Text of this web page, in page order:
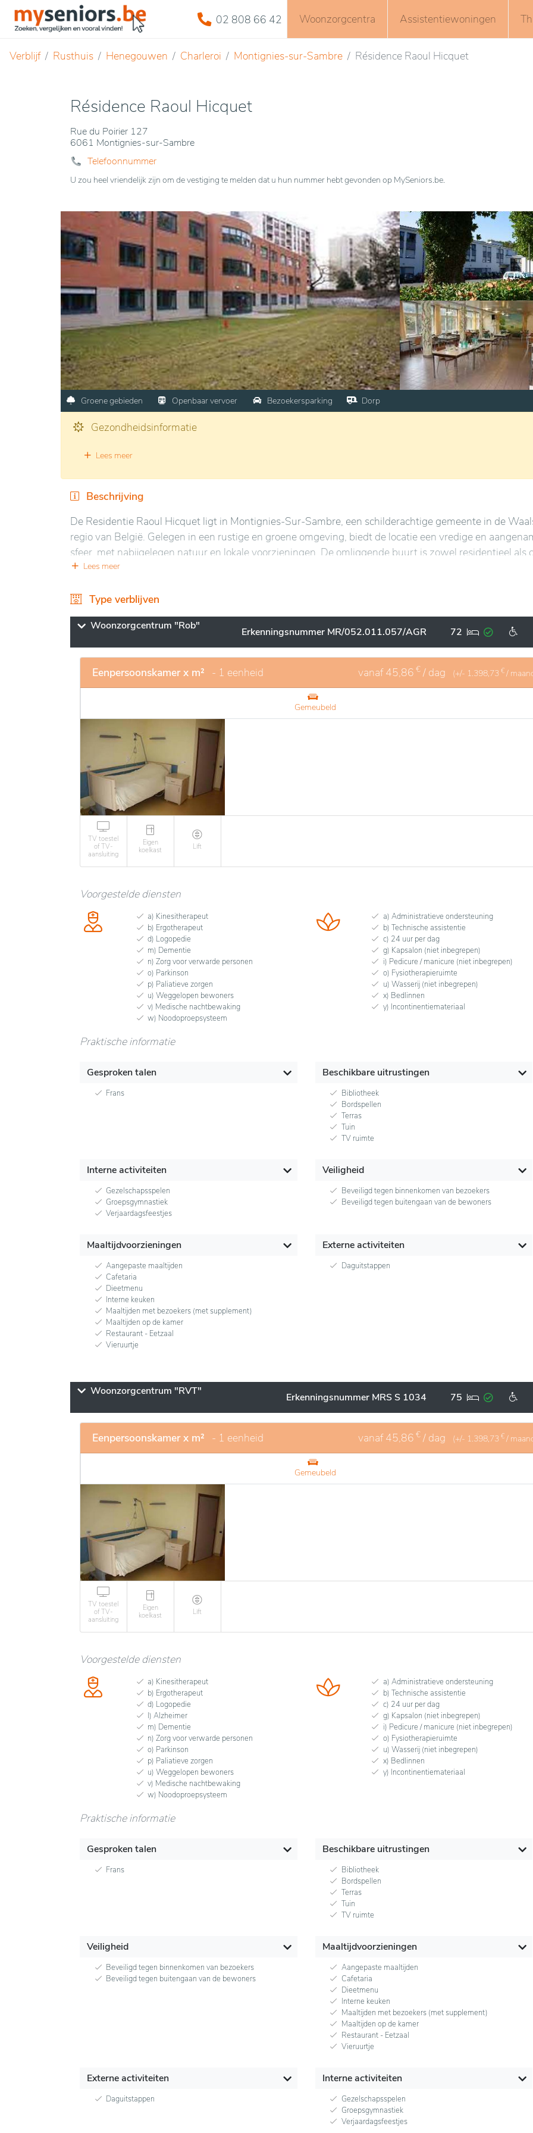
02 808 66 42 Woonzorgcentra Assistentiewoningen
Verblijf Rusthuis Henegouwen Charleroi Montignies-sur-Sambre Résidence Raoul Hicquet
Résidence Raoul Hicquet
Rue du Poirier 127
6061 Montignies-sur-Sambre
Telefoonnummer
U zou heel vriendelijk zijn om de vestiging te melden dat u hun nummer hebt gevonden op MySeniors.be.
Groene gebieden Openbaar vervoer Bezoekersparking Dorp
Gezondheidsinformatie
Lees meer
Beschrijving
De Residentie Raoul Hicquet ligt in Montignies-Sur-Sambre, een schilderachtige gemeente in de
regio van België. Gelegen in een rustige en groene omgeving, biedt de locatie een vredige en
sfeer, met nabijgelegen natuur en lokale voorzieningen. De omliggende buurt is zowel residentieel als
wat een rustige leefomgeving in de nabijheid van essentiële voorzieningen mogelijk maakt.
De instelling valt op door zijn lichte en gastvrije ruimtes, ontworpen voor het comfort en de veiligheid
bewoners. Er worden diensten aangeboden die zijn afgestemd op individuele behoeften, met veel
voor levenskwaliteit en welzijn. De moderne faciliteiten, gecombineerd met een warme sfeer,
Lees meer
Type verblijven
Woonzorgcentrum "Rob" Erkenningsnummer MR/052.011.057/AGR 72
Eenpersoonskamer x m² - 1 eenheid vanaf45,86 € / dag (+/- 1.398,73 € /
Gemeubeld
TV toestel
of TV-
aansluiting
Eigen
koelkast
Lift
Voorgestelde diensten
a) Kinesitherapeut
b) Ergotherapeut
d) Logopedie
m) Dementie
n) Zorg voor verwarde personen
o) Parkinson
p) Paliatieve zorgen
u) Weggelopen bewoners
v) Medische nachtbewaking
w) Noodoproepsysteem
a) Administratieve ondersteuning
b) Technische assistentie
c) 24 uur per dag
g) Kapsalon (niet inbegrepen)
i) Pedicure / manicure (niet inbegrepen)
o) Fysiotherapieruimte
u) Wasserij (niet inbegrepen)
x) Bedlinnen
y) Incontinentiemateriaal
Praktische informatie
Gesproken talen
Frans
Beschikbare uitrustingen
Bibliotheek
Bordspellen
Terras
Tuin
TV ruimte
Interne activiteiten
Gezelschapsspelen
Groepsgymnastiek
Verjaardagsfeestjes
Veiligheid
Beveiligd tegen binnenkomen van bezoekers
Beveiligd tegen buitengaan van de bewoners
Maaltijdvoorzieningen
Aangepaste maaltijden
Cafetaria
Dieetmenu
Interne keuken
Maaltijden met bezoekers (met supplement)
Maaltijden op de kamer
Restaurant - Eetzaal
Vieruurtje
Externe activiteiten
Daguitstappen
Woonzorgcentrum "RVT" Erkenningsnummer MRS S 1034 75
Eenpersoonskamer x m² - 1 eenheid vanaf45,86 € / dag (+/- 1.398,73 € /
Gemeubeld
TV toestel
of TV-
aansluiting
Eigen
koelkast
Lift
Voorgestelde diensten
a) Kinesitherapeut
b) Ergotherapeut
d) Logopedie
l) Alzheimer
m) Dementie
n) Zorg voor verwarde personen
o) Parkinson
p) Paliatieve zorgen
u) Weggelopen bewoners
v) Medische nachtbewaking
w) Noodoproepsysteem
a) Administratieve ondersteuning
b) Technische assistentie
c) 24 uur per dag
g) Kapsalon (niet inbegrepen)
i) Pedicure / manicure (niet inbegrepen)
o) Fysiotherapieruimte
u) Wasserij (niet inbegrepen)
x) Bedlinnen
y) Incontinentiemateriaal
Praktische informatie
Gesproken talen
Frans
Beschikbare uitrustingen
Bibliotheek
Bordspellen
Terras
Tuin
TV ruimte
Veiligheid
Beveiligd tegen binnenkomen van bezoekers
Beveiligd tegen buitengaan van de bewoners
Maaltijdvoorzieningen
Aangepaste maaltijden
Cafetaria
Dieetmenu
Interne keuken
Maaltijden met bezoekers (met supplement)
Maaltijden op de kamer
Restaurant - Eetzaal
Vieruurtje
Externe activiteiten
Daguitstappen
Interne activiteiten
Gezelschapsspelen
Groepsgymnastiek
Verjaardagsfeestjes